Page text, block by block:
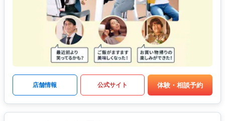
店舗情報 公式サイト 体験・相談予約